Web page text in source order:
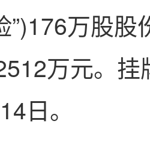
”)176万股
万元。
日。